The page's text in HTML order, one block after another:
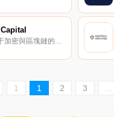
專注于加密與區塊鏈的投資機構。
1 1 2 3